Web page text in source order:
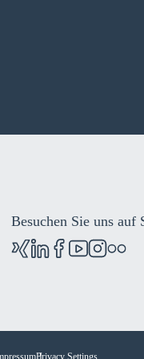
Besuchen Sie uns auf
Privacy Settings